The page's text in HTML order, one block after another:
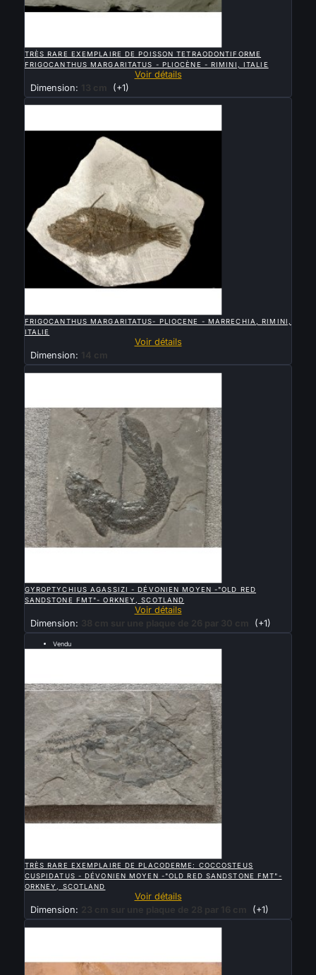
TRÈS RARE EXEMPLAIRE DE POISSON TETRAODONTIFORME
FRIGOCANTHUS MARGARITATUS - PLIOCÈNE - RIMINI, ITALIE
Voir détails
Dimension:
13 cm (+1)
FRIGOCANTHUS MARGARITATUS- PLIOCENE - MARRECHIA, RIMINI,
ITALIE
Voir détails
Dimension:
14 cm
GYROPTYCHIUS AGASSIZI - DÉVONIEN MOYEN -"OLD RED
SANDSTONE FMT"- ORKNEY, SCOTLAND
Voir détails
Dimension:
38 cm sur une plaque de 26 par 30 cm (+1)
Vendu
PLACODERME
TRÈS RARE EXEMPLAIRE DE PLACODERME: COCCOSTEUS
CUSPIDATUS - DÉVONIEN MOYEN -"OLD RED SANDSTONE FMT"-
ORKNEY, SCOTLAND
Voir détails
Dimension:
23 cm sur une plaque de 28 par 16 cm (+1)
Vendu